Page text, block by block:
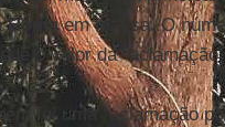
Romaem massa. O
o valor da “aclamação
foi uma “aclamação